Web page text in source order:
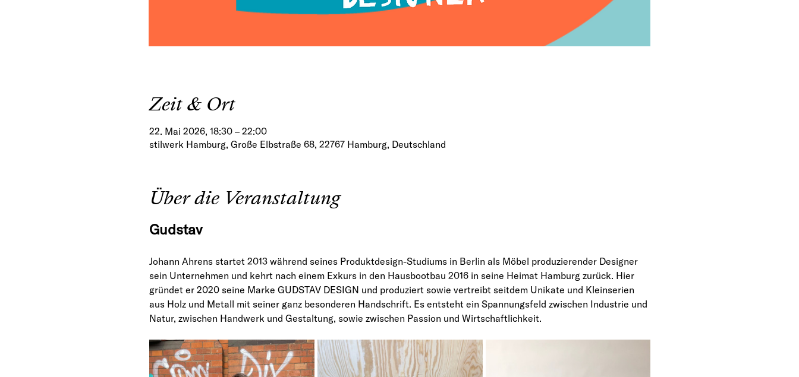
Zeit & Ort
22. Mai 2026, 18:30 – 22:00
stilwerk Hamburg, Große Elbstraße 68, 22767 Hamburg, Deutschland
Über die Veranstaltung
Gudstav
Johann Ahrens startet 2013 während seines Produktdesign-Studiums in Berlin als Möbel produzierender Designer
sein Unternehmen und kehrt nach einem Exkurs in den Hausbootbau 2016 in seine Heimat Hamburg zurück. Hier
gründet er 2020 seine Marke GUDSTAV DESIGN und produziert sowie vertreibt seitdem Unikate und Kleinserien
aus Holz und Metall mit seiner ganz besonderen Handschrift. Es entsteht ein Spannungsfeld zwischen Industrie und
Natur, zwischen Handwerk und Gestaltung, sowie zwischen Passion und Wirtschaftlichkeit.